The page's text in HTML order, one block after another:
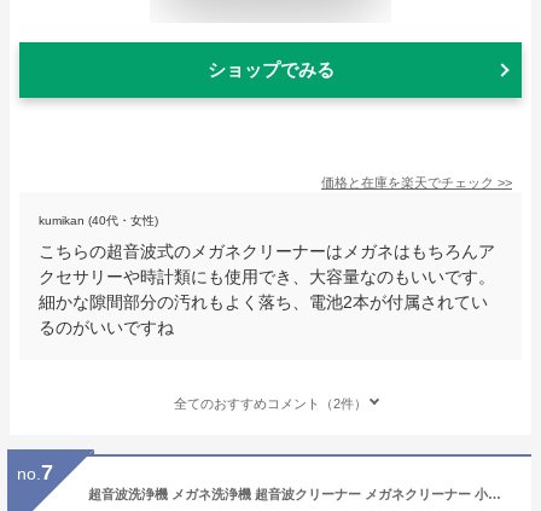
ショップでみる
価格と在庫を楽天でチェック >>
kumikan (40代・女性)
こちらの超音波式のメガネクリーナーはメガネはもちろんア
クセサリーや時計類にも使用でき、大容量なのもいいです。
細かな隙間部分の汚れもよく落ち、電池2本が付属されてい
るのがいいですね
全てのおすすめコメント（2件）
no. 7
超音波洗浄機 メガネ洗浄機 超音波クリーナー メガネクリーナー 小型 コンパクト 入れ歯 アクセサリー